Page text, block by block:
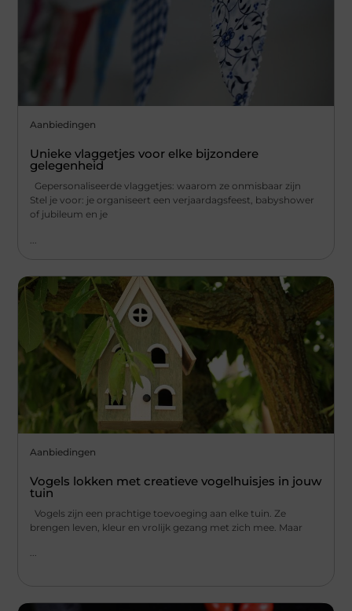
Aanbiedingen
Unieke vlaggetjes voor elke bijzondere
gelegenheid
Gepersonaliseerde vlaggetjes: waarom ze onmisbaar zijn
Stel je voor: je organiseert een verjaardagsfeest, babyshower
of jubileum en je
Aanbiedingen
Vogels lokken met creatieve vogelhuisjes in jouw
tuin
Vogels zijn een prachtige toevoeging aan elke tuin. Ze
brengen leven, kleur en vrolijk gezang met zich mee. Maar
...